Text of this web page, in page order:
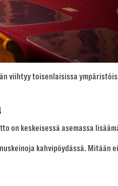
viihtyy toisenlaisissa
on keskeisessä asemassa
kahvipöydässä. Mitään